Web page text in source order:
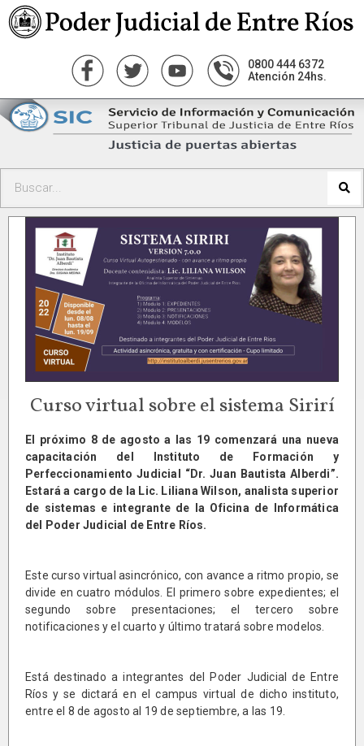
0800 444 6372
Atención 24hs.
Curso virtual sobre el sistema Sirirí
El próximo 8 de agosto a las 19 comenzará una nueva
capacitación del Instituto de Formación y
Perfeccionamiento Judicial “Dr. Juan Bautista Alberdi”.
Estará a cargo de la Lic. Liliana Wilson, analista superior
de sistemas e integrante de la Oficina de Informática
del Poder Judicial de Entre Ríos.
Este curso virtual asincrónico, con avance a ritmo propio, se
divide en cuatro módulos. El primero sobre expedientes; el
segundo sobre presentaciones; el tercero sobre
notificaciones y el cuarto y último tratará sobre modelos.
Está destinado a integrantes del Poder Judicial de Entre
Ríos y se dictará en el campus virtual de dicho instituto,
entre el 8 de agosto al 19 de septiembre, a las 19.